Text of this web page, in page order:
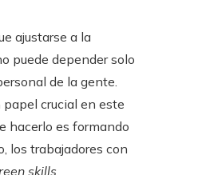
ajustarse a la
puede depender solo
de la gente.
crucial en este
hacerlo es formando
los trabajadores con
skills